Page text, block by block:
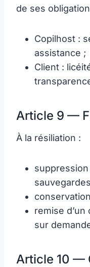
de ses
Copilhost :
assistance ;
Client :
Article 9 —
À la résiliation :
remise
sur
Article 10 —